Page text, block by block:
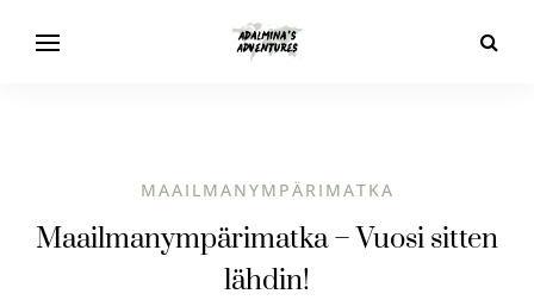
MAAILMANYMPÄRIMATKA
Maailmanympärimatka – Vuosi sitten
lähdin!